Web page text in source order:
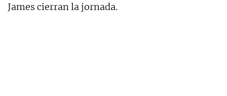
James cierran la jornada.